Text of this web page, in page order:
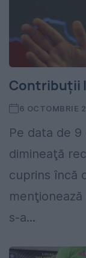
Contribuții
6 OCTOMBRIE
Pe data de
dimineaţă
cuprins încă
s-a...